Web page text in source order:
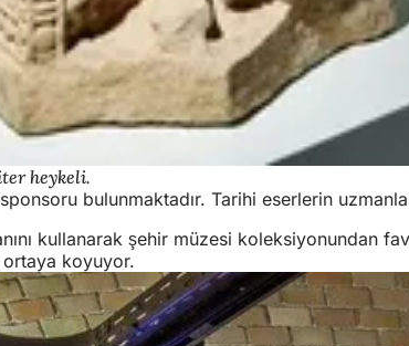
heykeli.
bulunmaktadır. Tarihi eserlerin
kullanarak şehir müzesi
koyuyor.